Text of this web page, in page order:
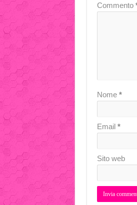
Commento
Nome *
Email *
Sito web